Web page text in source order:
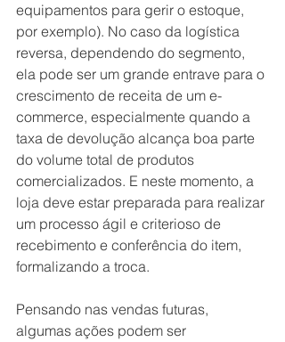
equipamentos para gerir o estoque,
por exemplo). No caso da logística
reversa, dependendo do segmento,
ela pode ser um grande entrave para o
crescimento de receita de um e-
commerce, especialmente quando a
taxa de devolução alcança boa parte
do volume total de produtos
comercializados. E neste momento, a
loja deve estar preparada para realizar
um processo ágil e criterioso de
recebimento e conferência do item,
formalizando a troca.
Pensando nas vendas futuras,
algumas ações podem ser